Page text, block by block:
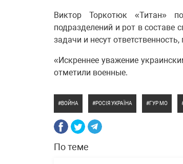
Виктор Торкотюк «Титан»
подразделений и рот в составе
задачи и несут
«Искреннее уважение
отметили военные.
ВОЙНА РОСІЯ УКРАЇНА ГУР МО
По теме